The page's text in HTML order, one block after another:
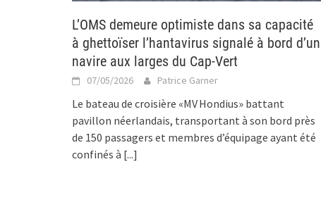
L’OMS demeure optimiste dans sa capacité
à ghettoïser l’hantavirus signalé à bord d’un
navire aux larges du Cap-Vert
07/05/2026 Patrice Garner
Le bateau de croisière «MV Hondius» battant
pavillon néerlandais, transportant à son bord près
de 150 passagers et membres d’équipage ayant été
confinés à [...]